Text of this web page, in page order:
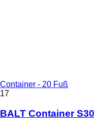
Container - 20 Fuß
17
BALT Container